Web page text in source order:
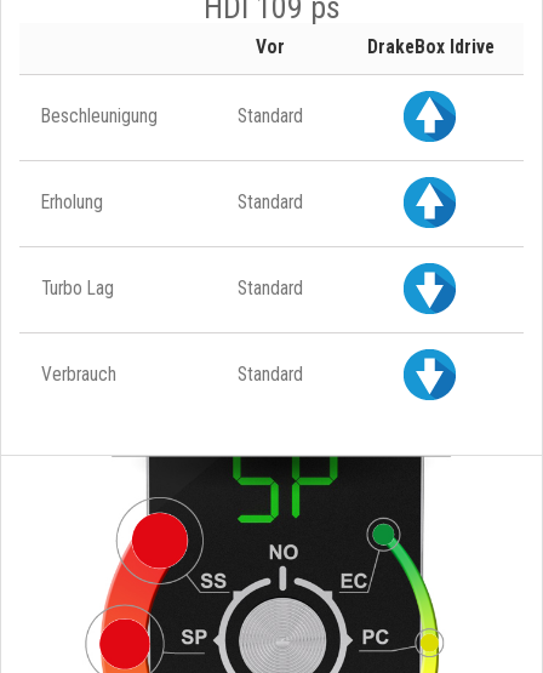
Vor DrakeBox Idrive
Beschleunigung Standard
Erholung Standard
Turbo Lag Standard
Verbrauch Standard